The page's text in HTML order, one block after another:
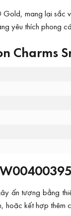
mang lại
yêu thích phong
Charms
tượng bằng
hoặc kết hợp thêm